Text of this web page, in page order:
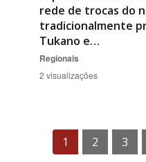
rede de trocas do
tradicionalmente
Tukano e…
Regionais
2 visualizações
1 2 3